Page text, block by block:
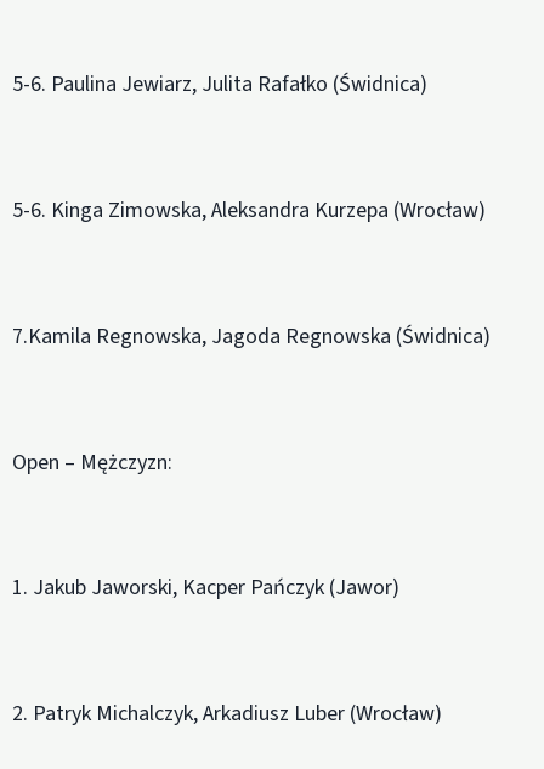
5-6. Paulina Jewiarz, Julita Rafałko (Świdnica)
5-6. Kinga Zimowska, Aleksandra Kurzepa (Wrocław)
7.Kamila Regnowska, Jagoda Regnowska (Świdnica)
Open – Mężczyzn:
1. Jakub Jaworski, Kacper Pańczyk (Jawor)
2. Patryk Michalczyk, Arkadiusz Luber (Wrocław)